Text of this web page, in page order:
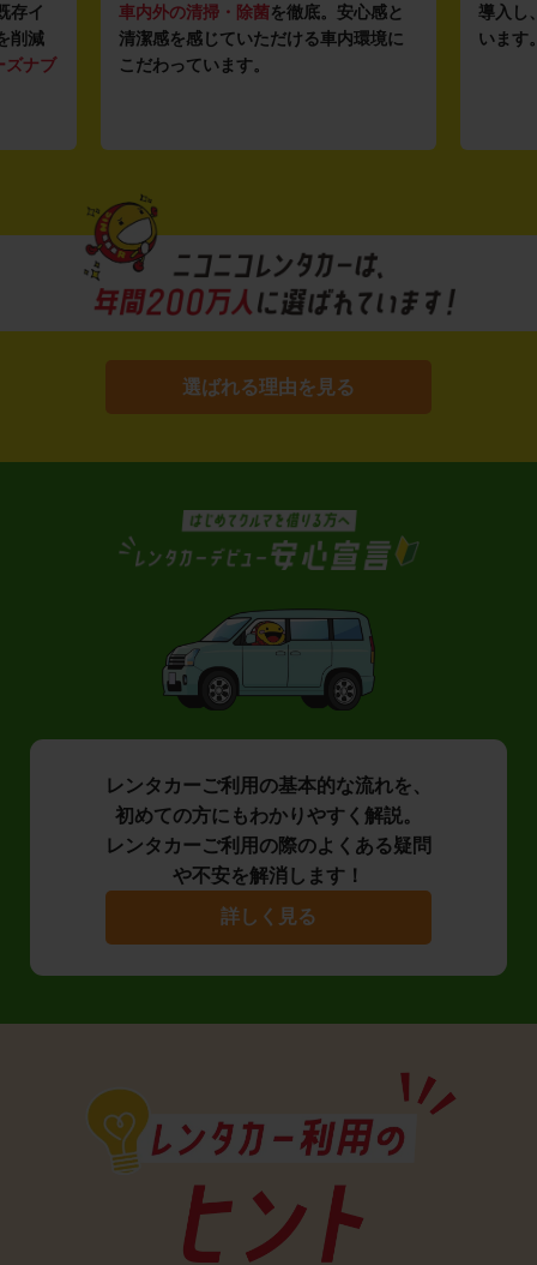
存イ
削減
ズナブ
車内外の清掃・除菌を徹底。安心感と
清潔感を感じていただける車内環境に
こだわっています。
導入し
います
選ばれる理由を見る
レンタカーご利用の基本的な流れを、
初めての方にもわかりやすく解説。
レンタカーご利用の際のよくある疑問
や不安を解消します！
詳しく見る